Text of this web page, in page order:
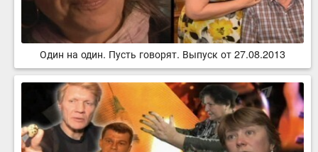
Один на один. Пусть говорят. Выпуск от 27.08.2013